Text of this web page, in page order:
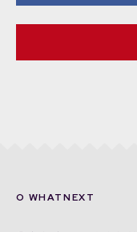
O WHATNEXT